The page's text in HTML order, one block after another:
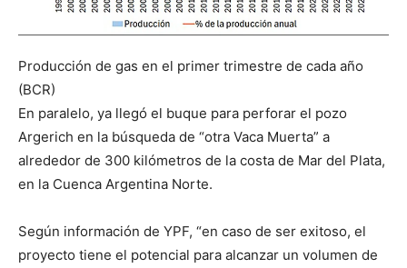
Producción de gas en el primer trimestre de cada año
(BCR)
En paralelo, ya llegó el buque para perforar el pozo
Argerich en la búsqueda de “otra Vaca Muerta” a
alrededor de 300 kilómetros de la costa de Mar del Plata,
en la Cuenca Argentina Norte.
Según información de YPF, “en caso de ser exitoso, el
proyecto tiene el potencial para alcanzar un volumen de